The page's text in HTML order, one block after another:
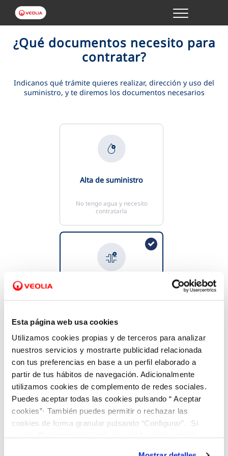
Esta página web usa cookies
Utilizamos cookies propias y de terceros para analizar
nuestros servicios y mostrarte publicidad relacionada
con tus preferencias en base a un perfil elaborado a
partir de tus hábitos de navegación. Adicionalmente
utilizamos cookies de complemento de redes sociales.
Puedes aceptar todas las cookies pulsando “ Aceptar
cookies”· También puedes permitir o rechazar las
cookies de forma granular pulsando “Configurar”. Si
Menu
GESTIONES ONLINE
TU SERVICIO
VER TODAS LAS GESTIONES
VER TODAS LAS GESTIONES
VER TODAS LAS GESTIONES
¿Qué documentos necesito para
contratar?
Indicanos qué trámite quieres realizar, dirección y uso del
suministro, y te diremos los documentos necesarios
Alta de suministro
No tengo agua y necesito
contratarla
general
Cambio de titular
Tengo agua pero quiero
cambiar el titular del